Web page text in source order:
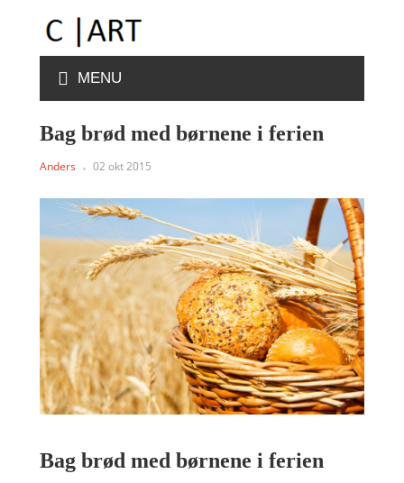
MENU
Bag brød med børnene i ferien
Anders 02 okt 2015
Bag brød med børnene i ferien